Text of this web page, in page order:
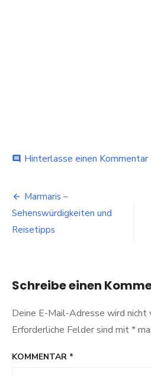
comment Hinterlasse einen Kommentar
Marmaris –
Sehenswürdigkeiten und
Reisetipps
Schreibe einen
Deine E-Mail-Adresse wird
Erforderliche Felder sind mit*
KOMMENTAR *